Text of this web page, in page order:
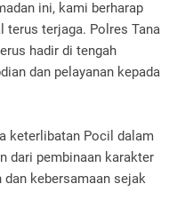
ini, kami berharap
terus terjaga. Polres Tana
hadir di tengah
dan pelayanan kepada
keterlibatan Pocil dalam
dari pembinaan karakter
kebersamaan sejak